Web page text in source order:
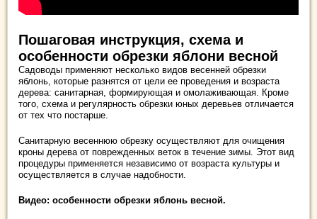
Пошаговая инструкция, схема и
особенности обрезки яблони весной
Садоводы применяют несколько видов весенней обрезки
яблонь, которые разнятся от цели ее проведения и возраста
дерева: санитарная, формирующая и омолаживающая. Кроме
того, схема и регулярность обрезки юных деревьев отличается
от тех что постарше.
Санитарную весеннюю обрезку осуществляют для очищения
кроны дерева от поврежденных веток в течение зимы. Этот вид
процедуры применяется независимо от возраста культуры и
осуществляется в случае надобности.
Видео: особенности обрезки яблонь весной.